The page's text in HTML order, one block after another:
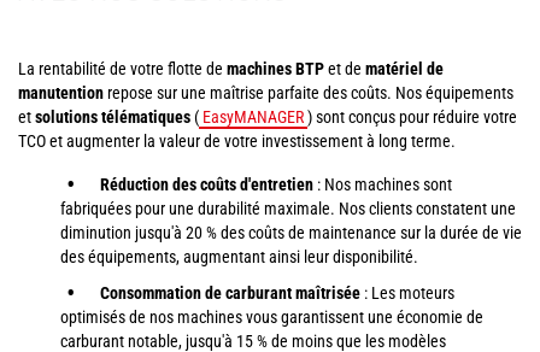
La rentabilité de votre flotte de machines BTPet de matériel de
manutentionrepose sur une maîtrise parfaite des coûts. Nos équipements
etsolutions télématiques ( EasyMANAGER) sont conçus pour réduire votre
TCO et augmenter la valeur de votre investissement à long terme.
Réduction des coûts d'entretien : Nos machines sont
fabriquées pour une durabilité maximale. Nos clients constatent une
diminution jusqu'à 20 % des coûts de maintenance sur la durée de vie
des équipements, augmentant ainsi leur disponibilité.
Consommation de carburant maîtrisée : Les moteurs
optimisés de nos machines vous garantissent une économie de
carburant notable, jusqu'à 15 % de moins que les modèles